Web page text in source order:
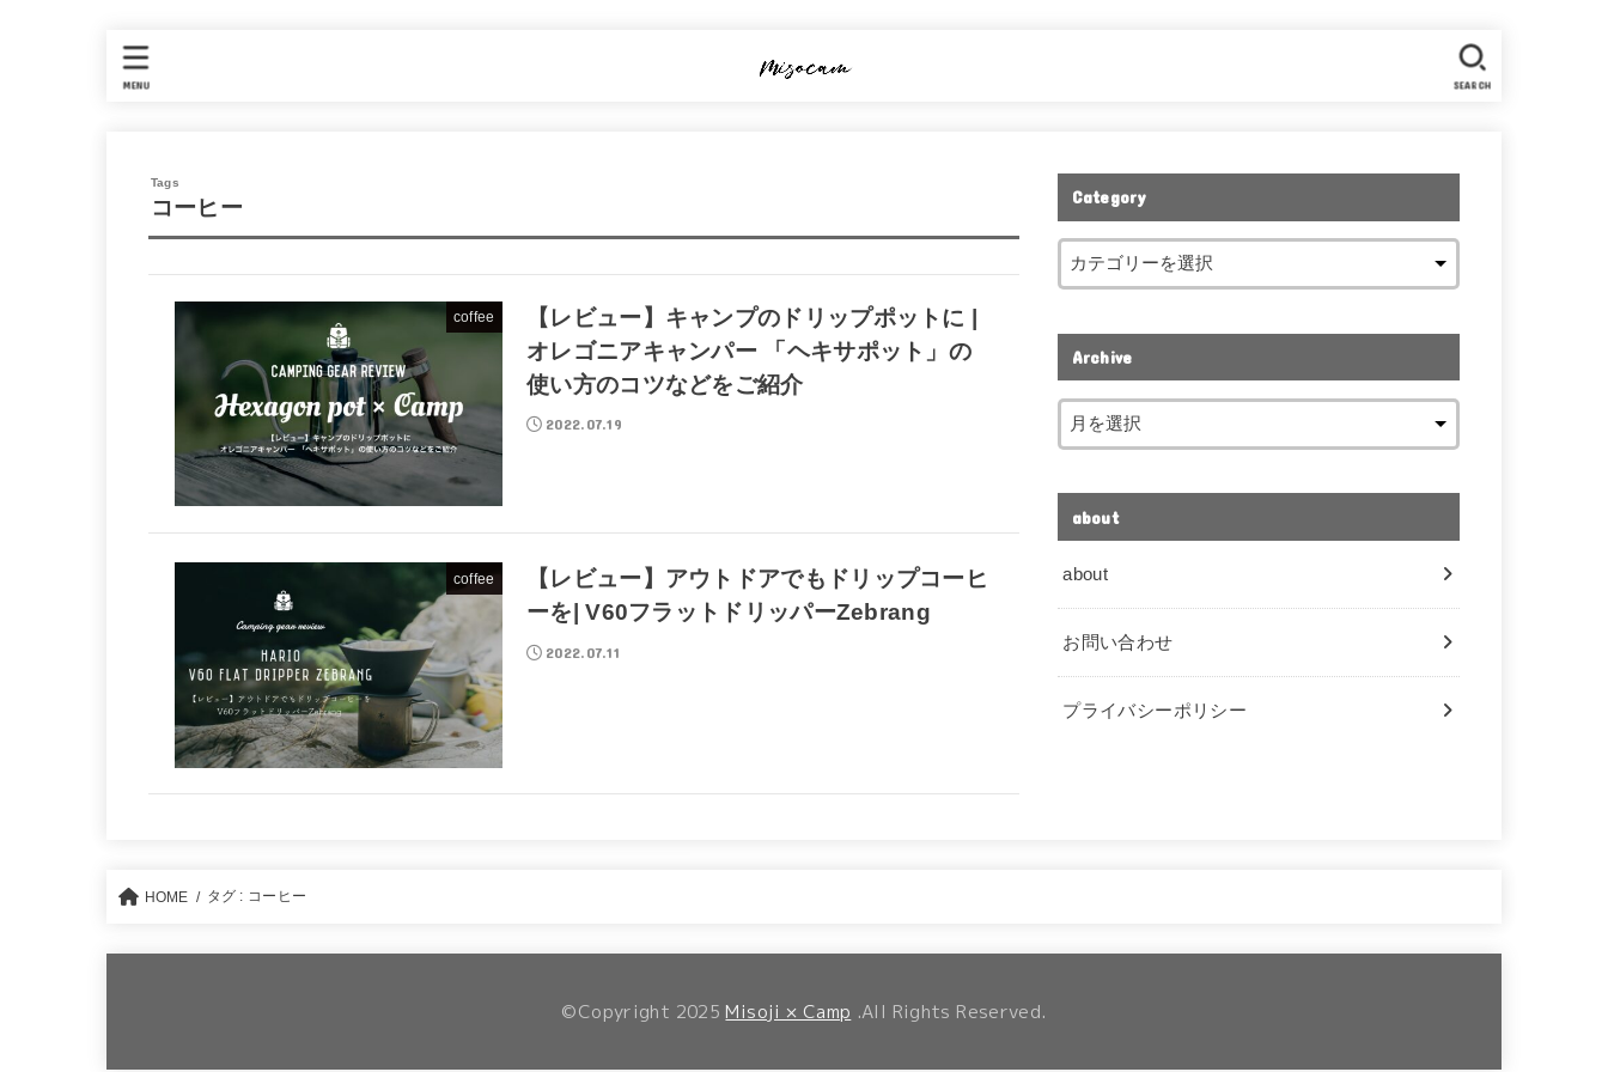
SEARCH
MENU
コーヒー
coffee
【レビュー】キャンプのドリップポットに |
オレゴニアキャンパー 「ヘキサポット」の
使い方のコツなどをご紹介
2022.07.19
coffee
【レビュー】アウトドアでもドリップコーヒ
ーを| V60フラットドリッパーZebrang
2022.07.11
Category
Archive
about
about
お問い合わせ
プライバシーポリシー
HOME タグ : コーヒー
©Copyright 2025 Misoji × Camp .All Rights Reserved.